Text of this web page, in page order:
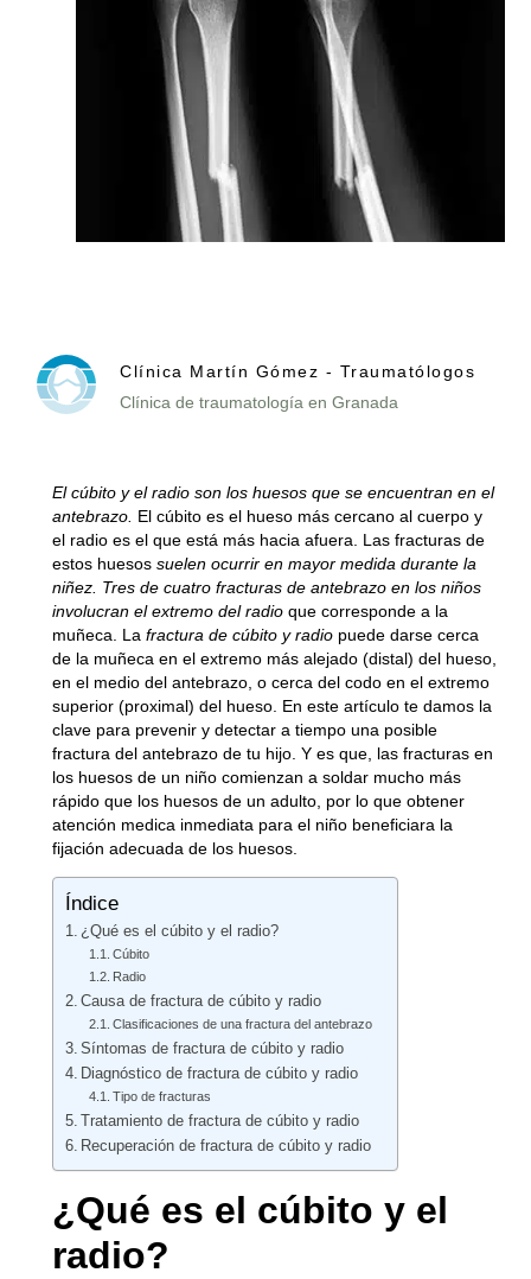
Clínica Martín Gómez - Traumatólogos
Clínica de traumatología en Granada
El cúbito y el radio son los huesos que se encuentran en el
antebrazo. El cúbito es el hueso más cercano al cuerpo y
el radio es el que está más hacia afuera. Las fracturas de
estos huesos suelen ocurrir en mayor medida durante la
niñez. Tres de cuatro fracturas de antebrazo en los niños
involucran el extremo del radioque corresponde a la
muñeca. La fractura de cúbito y radiopuede darse cerca
de la muñeca en el extremo más alejado (distal) del hueso,
en el medio del antebrazo, o cerca del codo en el extremo
superior (proximal) del hueso. En este artículo te damos la
clave para prevenir y detectar a tiempo una posible
fractura del antebrazo de tu hijo. Y es que, las fracturas en
los huesos de un niño comienzan a soldar mucho más
rápido que los huesos de un adulto, por lo que obtener
atención medica inmediata para el niño beneficiara la
fijación adecuada de los huesos.
Índice
¿Qué es el cúbito y el radio?
Cúbito
Radio
Causa de fractura de cúbito y radio
Clasificaciones de una fractura del antebrazo
Síntomas de fractura de cúbito y radio
Diagnóstico de fractura de cúbito y radio
Tipo de fracturas
Tratamiento de fractura de cúbito y radio
Recuperación de fractura de cúbito y radio
¿Qué es el cúbito y el
radio?